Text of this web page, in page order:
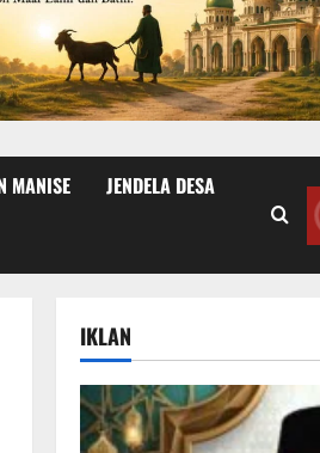
MANISE
JENDELA DESA
IKLAN